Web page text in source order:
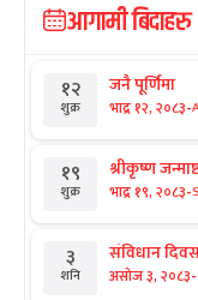
आगामी बिदाहरु
१२
शुक्र
जनै पूर्णिमा
भाद्र १२, २०८३-
१९
शुक्र
श्रीकृष्ण
भाद्र १९, २०८३-
३
शनि
संविधान
असोज ३, २०८३-